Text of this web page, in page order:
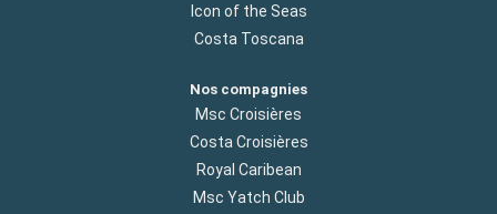
Icon of the Seas
Costa Toscana
Nos compagnies
Msc Croisières
Costa Croisières
Royal Caribean
Msc Yatch Club